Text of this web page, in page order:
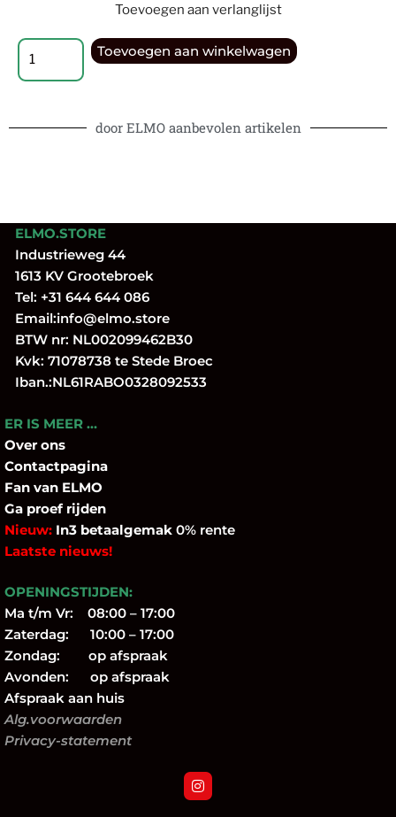
Toevoegen aan verlanglijst
Toevoegen aan winkelwagen
door ELMO aanbevolen artikelen
ELMO.STORE
Industrieweg 44
1613 KV Grootebroek
Tel: +31 644 644 086
Email:info@elmo.store
BTW nr: NL002099462B30
Kvk: 71078738 te Stede Broec
Iban.:NL61RABO0328092533
ER IS MEER …
Over ons
Contactpagina
Fan van ELMO
Ga proef rijden
Nieuw: In3 betaalgemak 0% rente
Laatste nieuws!
OPENINGSTIJDEN:
Ma t/m Vr: 08:00 – 17:00
Zaterdag: 10:00 – 17:00
Zondag: op afspraak
Avonden: op afspraak
Afspraak aan huis
Alg.voorwaarden
Privacy-statement